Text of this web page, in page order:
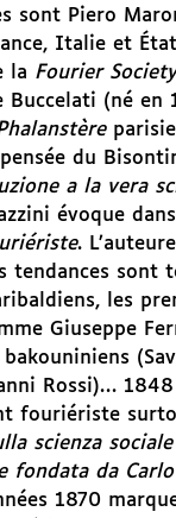
sont Piero
Italie et
la Fourier Society
Buccelati (né en
du
a la vera
évoque
.
tendances sont
les
Giuseppe
Rossi)… 1848
fouriériste
scienza
fondata da
1870